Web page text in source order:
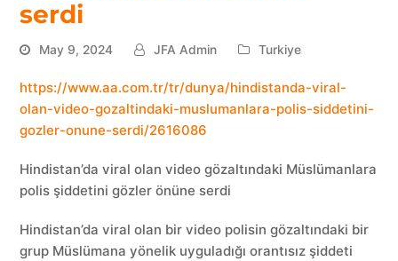
serdi
May 9, 2024 JFA Admin Turkiye
https://www.aa.com.tr/tr/dunya/hindistanda-viral-
olan-video-gozaltindaki-muslumanlara-polis-siddetini-
gozler-onune-serdi/2616086
Hindistan’da viral olan video gözaltındaki Müslümanlara
polis şiddetini gözler önüne serdi
Hindistan’da viral olan bir video polisin gözaltındaki bir
grup Müslümana yönelik uyguladığı orantısız şiddeti